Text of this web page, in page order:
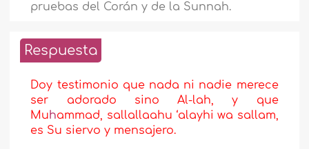
pruebas del Corán y de la Sunnah.
Respuesta
Doy testimonio que nada ni nadie merece
ser adorado sino Al-lah, y que
Muhammad, sallallaahu ‘alayhi wa sallam,
es Su siervo y mensajero.